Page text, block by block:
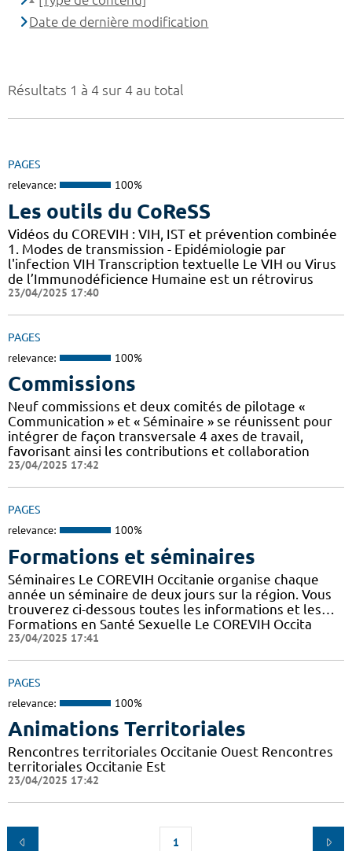
Résultats 1 à 4 sur 4 au total
PAGES
relevance: 100%
Les outils du CoReSS
Vidéos du COREVIH : VIH, IST et prévention combinée
1. Modes de transmission - Epidémiologie par
l'infection VIH Transcription textuelle Le VIH ou Virus
de l’Immunodéficience Humaine est un rétrovirus
23/04/2025 17:40
PAGES
relevance: 100%
Commissions
Neuf commissions et deux comités de pilotage «
Communication » et « Séminaire » se réunissent pour
intégrer de façon transversale 4 axes de travail,
favorisant ainsi les contributions et collaboration
23/04/2025 17:42
PAGES
relevance: 100%
Formations et séminaires
Séminaires Le COREVIH Occitanie organise chaque
année un séminaire de deux jours sur la région. Vous
trouverez ci-dessous toutes les informations et les…
Formations en Santé Sexuelle Le COREVIH Occita
23/04/2025 17:41
PAGES
relevance: 100%
Animations Territoriales
Rencontres territoriales Occitanie Ouest Rencontres
territoriales Occitanie Est
23/04/2025 17:42
1
Date de dernière modification